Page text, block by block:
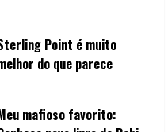
Point é muito
do que parece
mafioso favorito: